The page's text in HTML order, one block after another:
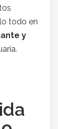
todo en
y